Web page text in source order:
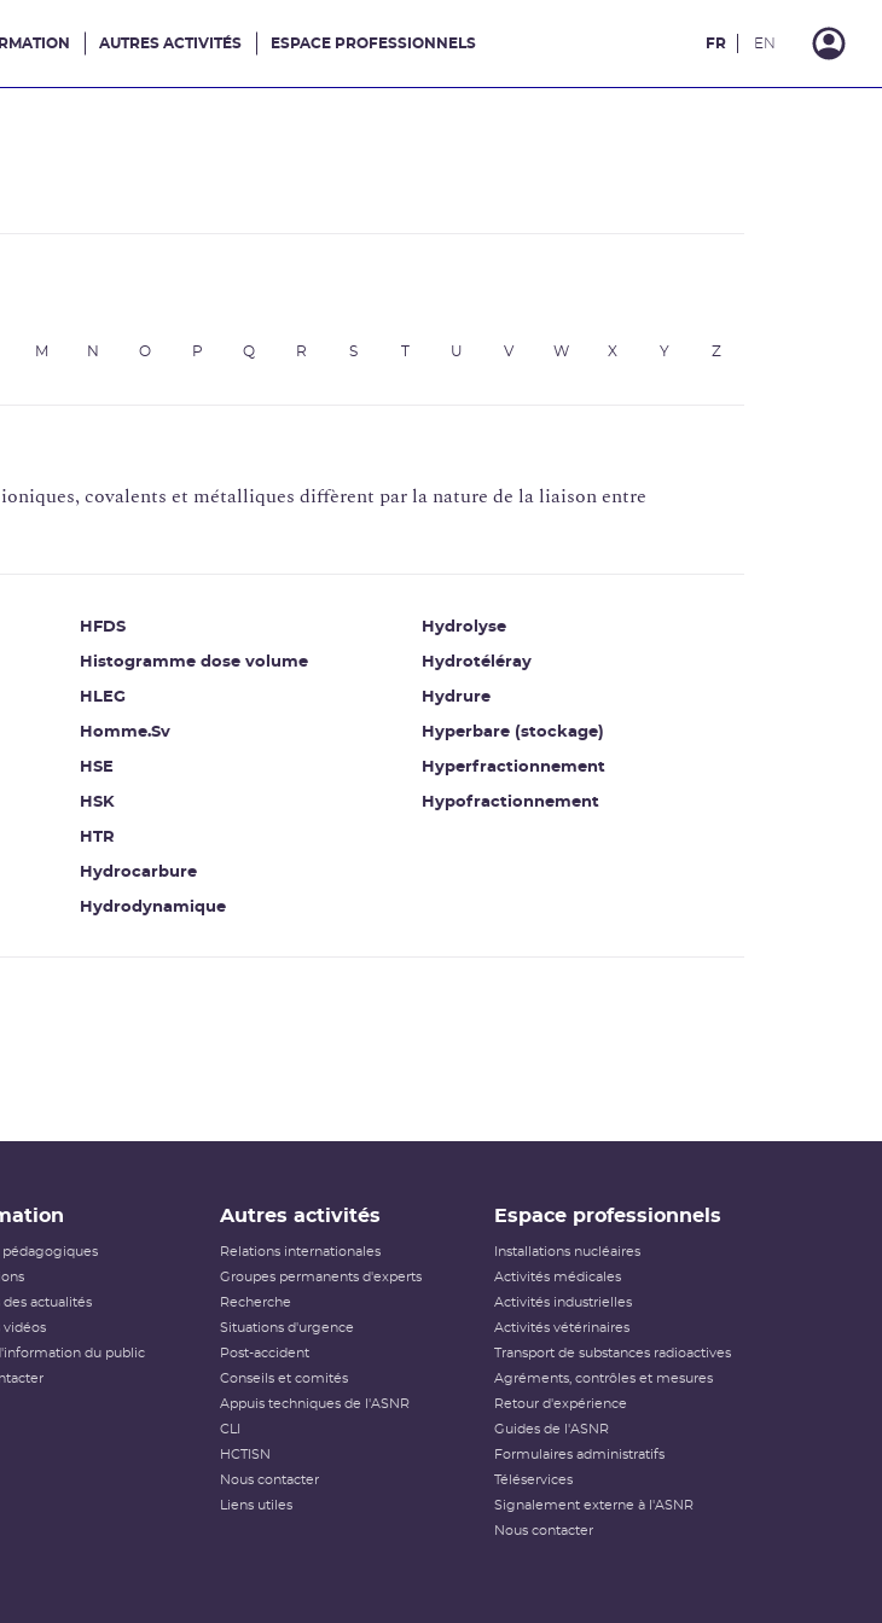
AUTRES ACTIVITÉS ESPACE PROFESSIONNELS FR EN
M N O P Q R S T U V W X Y Z
covalents et métalliques diffèrent par la nature de la liaison entre
HFDS
Histogramme dose volume
HLEG
Homme.Sv
HSE
HSK
HTR
Hydrocarbure
Hydrodynamique
Hydrolyse
Hydrotéléray
Hydrure
Hyperbare (stockage)
Hyperfractionnement
Hypofractionnement
pédagogiques
des actualités
vidéos
du public
Autres activités
Relations internationales
Groupes permanents d'experts
Recherche
Situations d'urgence
Post-accident
Conseils et comités
Appuis techniques de l'ASNR
CLI
HCTISN
Nous contacter
Liens utiles
Espace professionnels
Installations nucléaires
Activités médicales
Activités industrielles
Activités vétérinaires
Transport de substances radioactives
Agréments, contrôles et mesures
Retour d'expérience
Guides de l'ASNR
Formulaires administratifs
Téléservices
Signalement externe à l'ASNR
Nous contacter